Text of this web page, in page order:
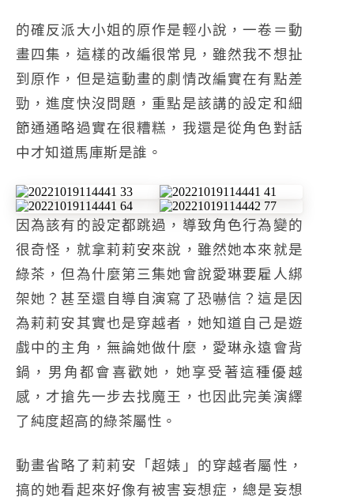
的確反派大小姐的原作是輕小說，一卷＝動
畫四集，這樣的改編很常見，雖然我不想扯
到原作，但是這動畫的劇情改編實在有點差
勁，進度快沒問題，重點是該講的設定和細
節通通略過實在很糟糕，我還是從角色對話
中才知道馬庫斯是誰。
因為該有的設定都跳過，導致角色行為變的
很奇怪，就拿莉莉安來說，雖然她本來就是
綠茶，但為什麼第三集她會說愛琳要雇人綁
架她？甚至還自導自演寫了恐嚇信？這是因
為莉莉安其實也是穿越者，她知道自己是遊
戲中的主角，無論她做什麼，愛琳永遠會背
鍋，男角都會喜歡她，她享受著這種優越
感，才搶先一步去找魔王，也因此完美演繹
了純度超高的綠茶屬性。
動畫省略了莉莉安「超婊」的穿越者屬性，
搞的她看起來好像有被害妄想症，總是妄想